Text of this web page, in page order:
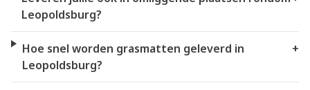
Leopoldsburg?
Hoe snel worden grasmatten geleverd in
Leopoldsburg?
+